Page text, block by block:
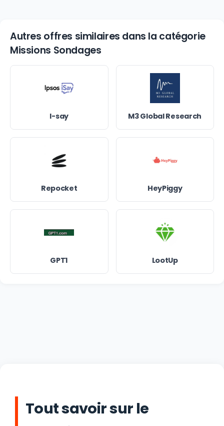
Autres offres similaires dans la catégorie
Missions Sondages
I-say M3 Global Research
Repocket HeyPiggy
GPT1 LootUp
Tout savoir sur le